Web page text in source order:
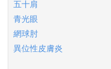
五十肩
青光眼
網球肘
異位性皮膚炎